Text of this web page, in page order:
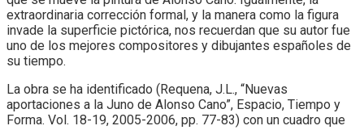
extraordinaria corrección formal, y la manera como la figura
invade la superficie pictórica, nos recuerdan que su autor fue
uno de los mejores compositores y dibujantes españoles de
su tiempo.
La obra se ha identificado (Requena, J.L., “Nuevas
aportaciones a la Juno de Alonso Cano”, Espacio, Tiempo y
Forma. Vol. 18-19, 2005-2006, pp. 77-83) con un cuadro que